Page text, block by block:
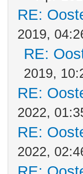
RE:
2019,
RE:
2019,
RE:
2022,
RE:
2022,